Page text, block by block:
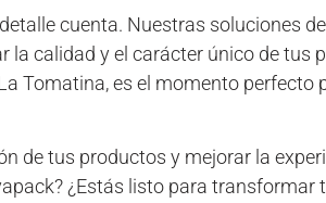
cuenta. Nuestras soluciones de
la calidad y el carácter único de tus
Tomatina, es el momento perfecto
de tus productos y mejorar la
¿Estás listo para transformar